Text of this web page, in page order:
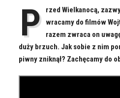
P
rzed Wielkanocą,
wracamy do filmów
razem zwraca on
duży brzuch. Jak sobie z nim
piwny zniknął? Zachęcamy do